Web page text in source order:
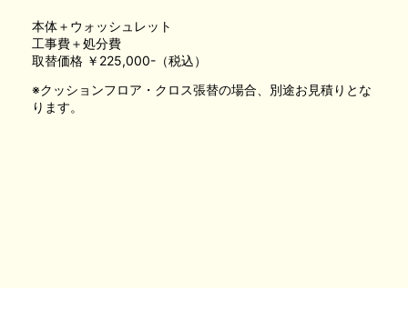
※クッションフロア・クロス張替の場合、別途お見積りとな
ります。
本体＋ウォッシュレット
工事費＋処分費
取替価格 ￥225,000-（税込）